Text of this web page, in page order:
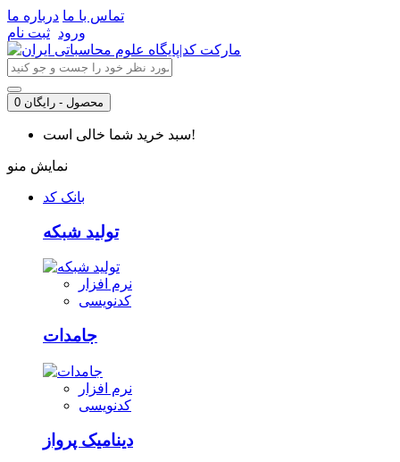
تماس با ما درباره ما
ورود ثبت نام
0 محصول - رایگان
سبد خرید شما خالی است!
نمایش منو
بانک کد
تولید شبکه
نرم افزار
کدنویسی
جامدات
نرم افزار
کدنویسی
دینامیک پرواز